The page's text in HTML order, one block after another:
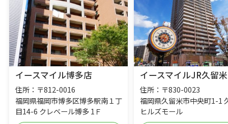
イースマイル博多店
住所：〒812-0016
福岡県福岡市博多区博多駅南１丁
目14-6 クレベール博多 1Ｆ
イースマイルJR久留
住所：〒830-0023
福岡県久留米市中央町1-1
ヒルズモール